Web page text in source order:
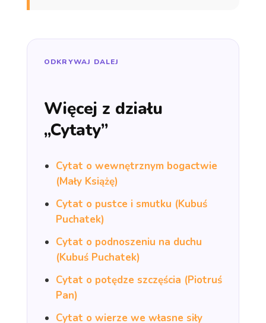
ODKRYWAJ DALEJ
Więcej z działu
„Cytaty”
Cytat o wewnętrznym bogactwie
(Mały Książę)
Cytat o pustce i smutku (Kubuś
Puchatek)
Cytat o podnoszeniu na duchu
(Kubuś Puchatek)
Cytat o potędze szczęścia (Piotruś
Pan)
Cytat o wierze we własne siły